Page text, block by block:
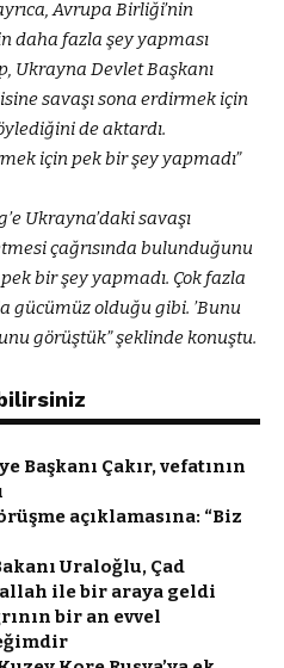
Avrupa Birliği’nin
daha fazla şey yapması
Ukrayna Devlet Başkanı
savaşı sona erdirmek için
de aktardı.
için pek bir şey yapmadı”
Ukrayna’daki savaşı
çağrısında bulunduğunu
bir şey yapmadı. Çok fazla
gücümüz olduğu gibi. ’Bunu
görüştük” şeklinde konuştu.
Başkanı Çakır, vefatının
açıklamasına: “Biz
Uraloğlu, Çad
ile bir araya geldi
bir an evvel